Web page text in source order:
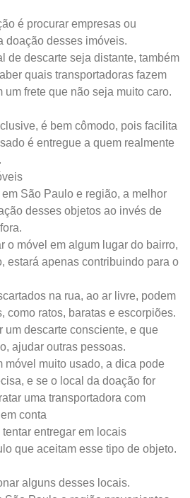
é procurar empresas ou
doação desses imóveis.
de descarte seja distante, também
quais transportadoras fazem
um frete que não seja muito caro.
é bem cômodo, pois facilita
é entregue a quem realmente
São Paulo e região, a melhor
desses objetos ao invés de
o móvel em algum lugar do bairro,
estará apenas contribuindo para o
na rua, ao ar livre, podem
como ratos, baratas e escorpiões.
um descarte consciente, e que
ajudar outras pessoas.
móvel muito usado, a dica pode
e se o local da doação for
uma transportadora com
conta
entregar em locais
que aceitam esse tipo de objeto.
alguns desses locais.